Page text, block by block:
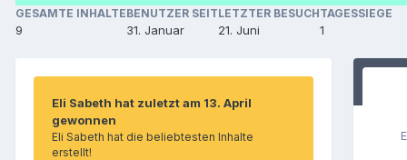
GESAMTE INHALTE
9
BENUTZER SEIT
31. Januar
LETZTER BESUCH
21. Juni
TAGESSIEGE
1
Eli Sabeth hat zuletzt am 13. April
gewonnen
Eli Sabeth hat die beliebtesten Inhalte
erstellt!